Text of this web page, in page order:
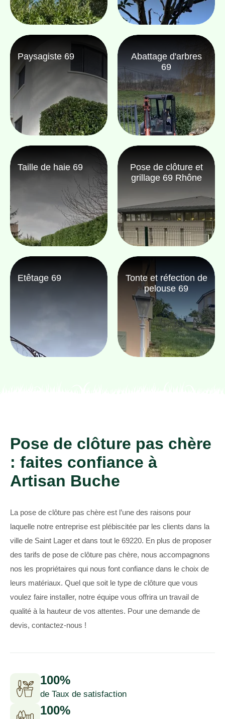
Paysagiste 69
Abattage d'arbres
69
Taille de haie 69
Pose de clôture et
grillage 69 Rhône
Etêtage 69
Tonte et réfection de
pelouse 69
Pose de clôture pas chère
: faites confiance à
Artisan Buche
La pose de clôture pas chère est l’une des raisons pour
laquelle notre entreprise est plébiscitée par les clients dans la
ville de Saint Lager et dans tout le 69220. En plus de proposer
des tarifs de pose de clôture pas chère, nous accompagnons
nos les propriétaires qui nous font confiance dans le choix de
leurs matériaux. Quel que soit le type de clôture que vous
voulez faire installer, notre équipe vous offrira un travail de
qualité à la hauteur de vos attentes. Pour une demande de
devis, contactez-nous !
100%
de Taux de satisfaction
100%